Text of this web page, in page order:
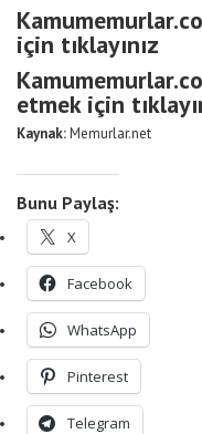
için tıklayınız
etmek için
Kaynak:Memurlar.net
Bunu Paylaş:
X
Facebook
WhatsApp
Pinterest
Telegram